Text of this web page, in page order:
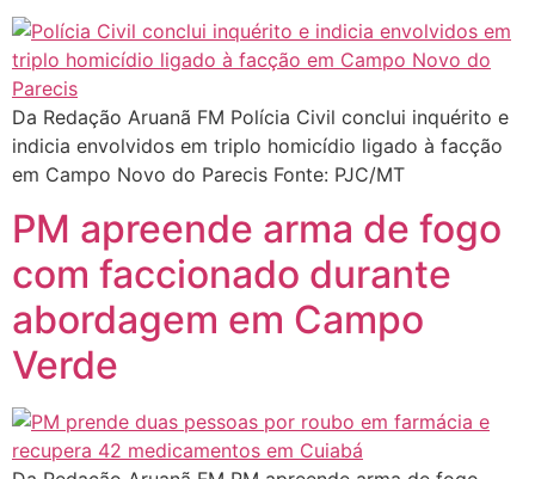
Da Redação Aruanã FM Polícia Civil conclui inquérito e
indicia envolvidos em triplo homicídio ligado à facção
em Campo Novo do Parecis Fonte: PJC/MT
PM apreende arma de fogo
com faccionado durante
abordagem em Campo
Verde